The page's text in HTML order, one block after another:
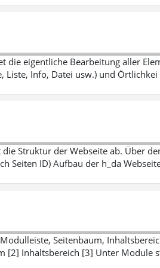
die eigentliche Bearbeitung aller
Liste, Info, Datei usw.) und Örtlichkei
Struktur der Webseite ab. Über
Seiten ID) Aufbau der h_da
Seitenbaum,
[2] Inhaltsbereich [3] Unter Module